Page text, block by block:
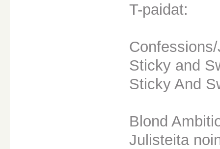
T-paidat:
Sticky and
Sticky And
Blond
Julisteita